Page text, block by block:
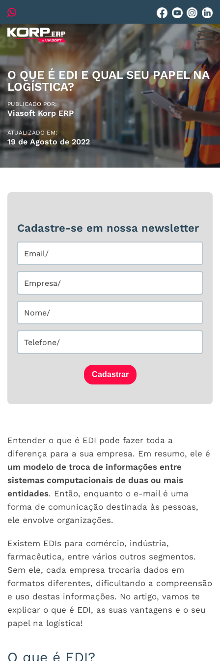
O QUE É EDI E QUAL SEU PAPEL NA
LOGÍSTICA?
PUBLICADO POR:
Viasoft Korp ERP
ATUALIZADO EM:
19 de Agosto de 2022
Entender o que é EDI pode fazer toda a
diferença para a sua empresa. Em resumo, ele é
um modelo de troca de informações entre
sistemas computacionais de duas ou mais
entidades. Então, enquanto o e-mail é uma
forma de comunicação destinada às pessoas,
ele envolve organizações.
Existem EDIs para comércio, indústria,
farmacêutica, entre vários outros segmentos.
Sem ele, cada empresa trocaria dados em
formatos diferentes, dificultando a compreensão
e uso destas informações. No artigo, vamos te
explicar o que é EDI, as suas vantagens e o seu
papel na logística!
O que é EDI?
Cadastre-se em nossa newsletter
Cadastrar